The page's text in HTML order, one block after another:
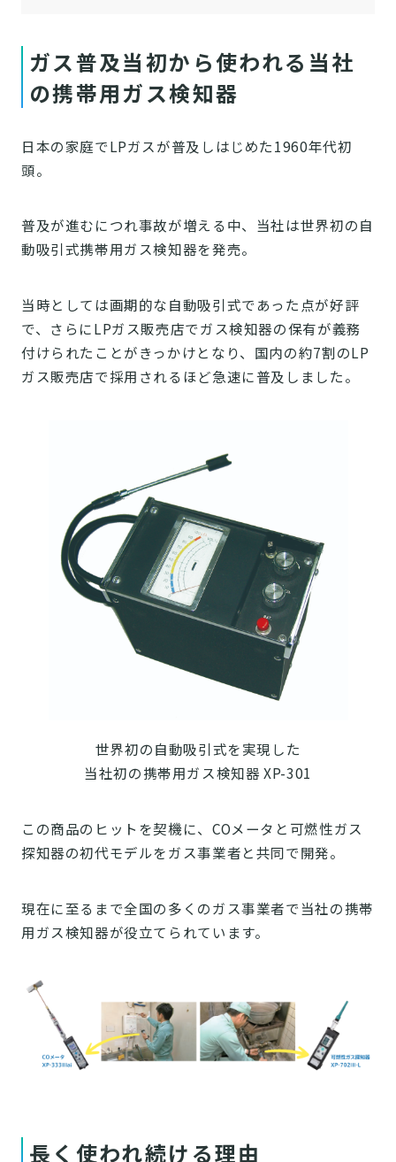
ガス普及当初から使われる当社
の携帯用ガス検知器
日本の家庭でLPガスが普及しはじめた1960年代初
頭。
普及が進むにつれ事故が増える中、当社は世界初の自
動吸引式携帯用ガス検知器を発売。
当時としては画期的な自動吸引式であった点が好評
で、さらにLPガス販売店でガス検知器の保有が義務
付けられたことがきっかけとなり、国内の約7割のLP
ガス販売店で採用されるほど急速に普及しました。
世界初の自動吸引式を実現した
当社初の携帯用ガス検知器 XP-301
この商品のヒットを契機に、COメータと可燃性ガス
探知器の初代モデルをガス事業者と共同で開発。
現在に至るまで全国の多くのガス事業者で当社の携帯
用ガス検知器が役立てられています。
長く使われ続ける理由